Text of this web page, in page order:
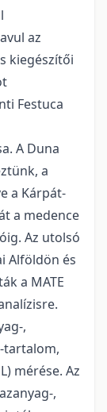
az
kiegészítői
Festuca
A Duna
a
a Kárpát-
a medence
Az utolsó
Alföldön és
a MATE
,
tartalom,
mérése. Az
,